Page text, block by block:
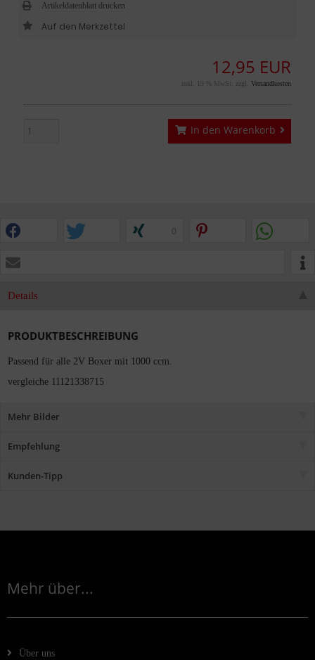
12,95 EUR
inkl. 19 % MwSt. zzgl. Versandkosten
In den Warenkorb
Artikeldatenblatt drucken
0
Details
PRODUKTBESCHREIBUNG
Passend für alle 2V Boxer mit 1000 ccm.
vergleiche 11121338715
Mehr Bilder
Empfehlung
Kunden-Tipp
Mehr über...
Über uns